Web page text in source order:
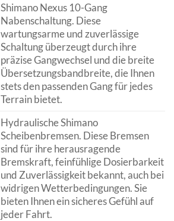
Shimano Nexus 10-Gang
Nabenschaltung. Diese
wartungsarme und zuverlässige
Schaltung überzeugt durch ihre
präzise Gangwechsel und die breite
Übersetzungsbandbreite, die Ihnen
stets den passenden Gang für jedes
Terrain bietet.
Hydraulische Shimano
Scheibenbremsen. Diese Bremsen
sind für ihre herausragende
Bremskraft, feinfühlige Dosierbarkeit
und Zuverlässigkeit bekannt, auch bei
widrigen Wetterbedingungen. Sie
bieten Ihnen ein sicheres Gefühl auf
jeder Fahrt.